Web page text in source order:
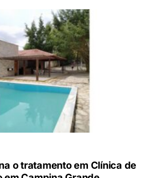
o tratamento em Clínica de